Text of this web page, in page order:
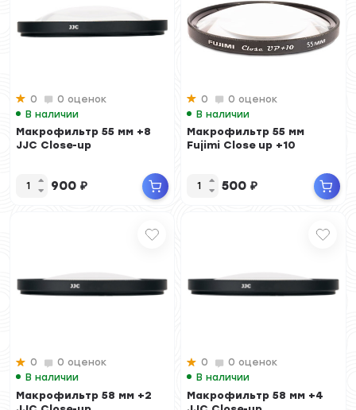
0
0 оценок
В наличии
Макрофильтр 55 мм +8
JJC Close-up
900 ₽
0
0 оценок
В наличии
Макрофильтр 55 мм
Fujimi Close up +10
500 ₽
0
0 оценок
В наличии
Макрофильтр 58 мм +2
0
0 оценок
В наличии
Макрофильтр 58 мм +4